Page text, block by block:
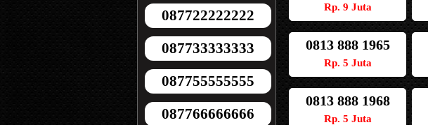
087722222222
087733333333
087755555555
087766666666
Rp. 9 Juta
0813 888 1965
Rp. 5 Juta
0813 888 1968
Rp. 5 Juta